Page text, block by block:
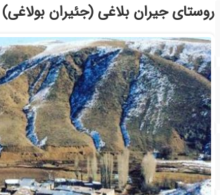
روستای جیران بلاغی (جئیران بولاغی)